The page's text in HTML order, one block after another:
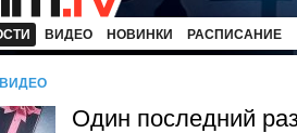
ВИДЕО НОВИНКИ РАСПИСАНИЕ
Один последний